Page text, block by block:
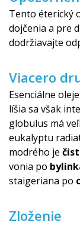
Tento éterický
dojčenia a pre
dodržiavajte
Viacero
Esenciálne
líšia sa však
globulus má
eukalyptu
modrého je
vonia po
staigeriana po
Zloženie